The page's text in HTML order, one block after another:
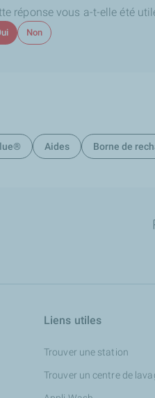
réponse vous a-t-elle été
Non
Aides Borne de
Liens utiles
Trouver une station
Trouver un centre de